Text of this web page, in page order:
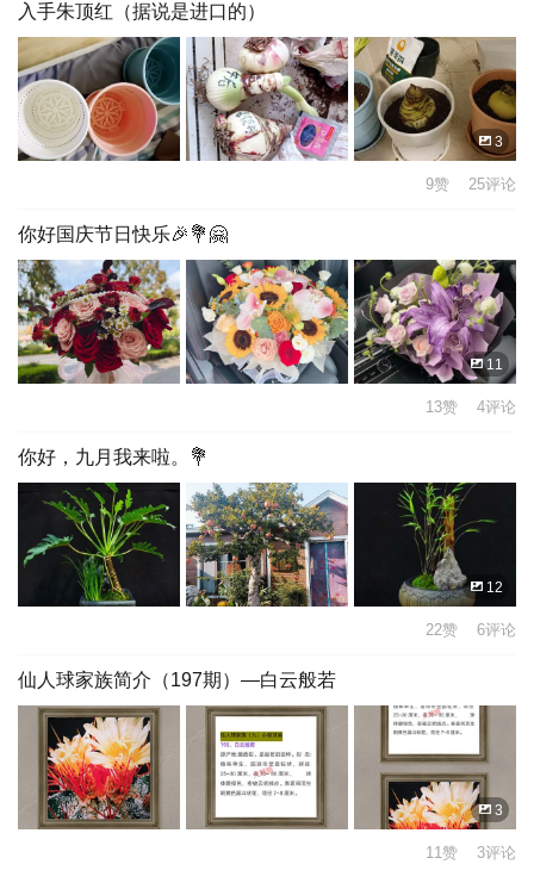
入手朱顶红（据说是进口的）
3
9赞 25评论
你好国庆节日快乐🎉💐🤗
11
13赞 4评论
你好，九月我来啦。💐
12
22赞 6评论
仙人球家族简介（197期）—白云般若
3
11赞 3评论